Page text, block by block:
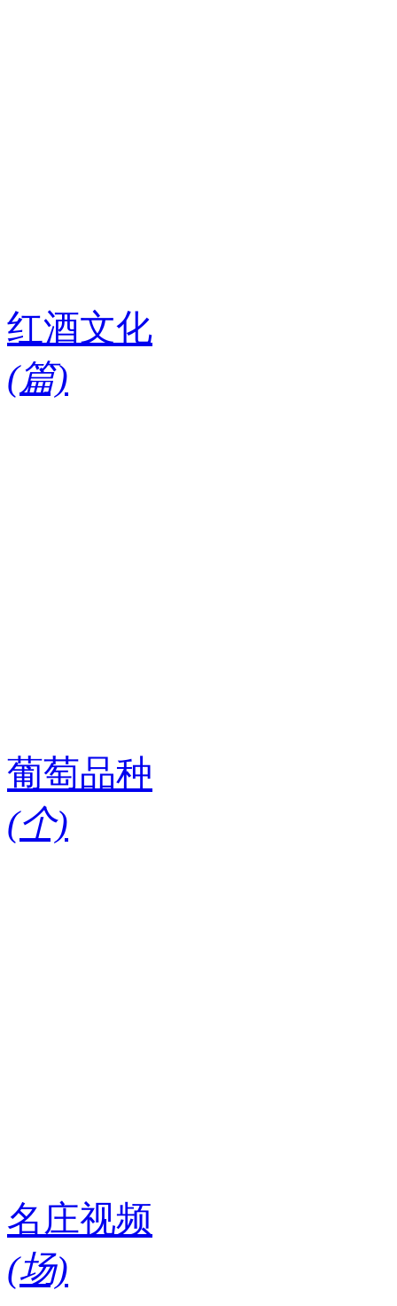
红酒文化
(篇)
葡萄品种
(个)
名庄视频
(场)